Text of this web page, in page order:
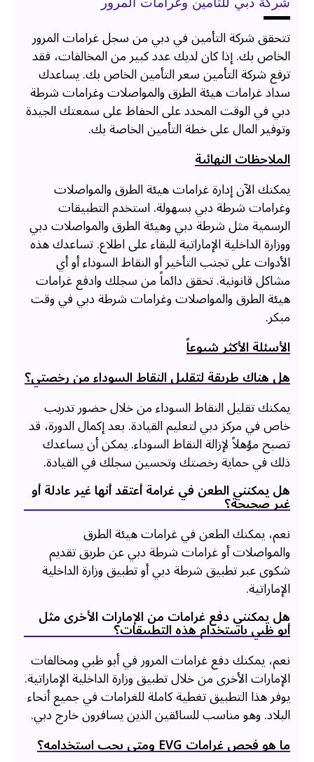
تتحقق شركة التأمين في دبي من سجل غرامات المرور
الخاص بك. إذا كان لديك عدد كبير من المخالفات، فقد
ترفع شركة التأمين سعر التأمين الخاص بك. يساعدك
سداد غرامات هيئة الطرق والمواصلات وغرامات شرطة
دبي في الوقت المحدد على الحفاظ على سمعتك الجيدة
وتوفير المال على خطة التأمين الخاصة بك.
الملاحظات النهائية
يمكنك الآن إدارة غرامات هيئة الطرق والمواصلات
وغرامات شرطة دبي بسهولة. استخدم التطبيقات
الرسمية مثل شرطة دبي وهيئة الطرق والمواصلات دبي
ووزارة الداخلية الإماراتية للبقاء على اطلاع. تساعدك هذه
الأدوات على تجنب التأخير أو النقاط السوداء أو أي
مشاكل قانونية. تحقق دائماً من سجلك وادفع غرامات
هيئة الطرق والمواصلات وغرامات شرطة دبي في وقت
مبكر.
الأسئلة الأكثر شيوعاً
هل هناك طريقة لتقليل النقاط السوداء من رخصتي؟
يمكنك تقليل النقاط السوداء من خلال حضور تدريب
خاص في مركز دبي لتعليم القيادة. بعد إكمال الدورة، قد
تصبح مؤهلاً لإزالة النقاط السوداء. يمكن أن يساعدك
ذلك في حماية رخصتك وتحسين سجلك في القيادة.
هل يمكنني الطعن في غرامة أعتقد أنها غير عادلة أو
غير صحيحة؟
نعم، يمكنك الطعن في غرامات هيئة الطرق
والمواصلات أو غرامات شرطة دبي عن طريق تقديم
شكوى عبر تطبيق شرطة دبي أو تطبيق وزارة الداخلية
الإماراتية.
هل يمكنني دفع غرامات من الإمارات الأخرى مثل
أبو ظبي باستخدام هذه التطبيقات؟
نعم، يمكنك دفع غرامات المرور في أبو ظبي ومخالفات
الإمارات الأخرى من خلال تطبيق وزارة الداخلية الإماراتية.
يوفر هذا التطبيق تغطية كاملة للغرامات في جميع أنحاء
البلاد. وهو مناسب للسائقين الذين يسافرون خارج دبي.
ما هو فحص غرامات EVG ومتى يجب استخدامه؟